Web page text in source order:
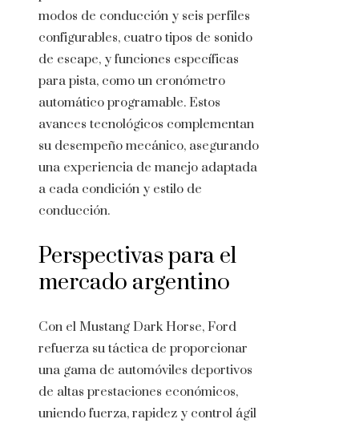
modos de conducción y seis perfiles
configurables, cuatro tipos de sonido
de escape, y funciones específicas
para pista, como un cronómetro
automático programable. Estos
avances tecnológicos complementan
su desempeño mecánico, asegurando
una experiencia de manejo adaptada
a cada condición y estilo de
conducción.
Perspectivas para el
mercado argentino
Con el Mustang Dark Horse, Ford
refuerza su táctica de proporcionar
una gama de automóviles deportivos
de altas prestaciones económicos,
uniendo fuerza, rapidez y control ágil